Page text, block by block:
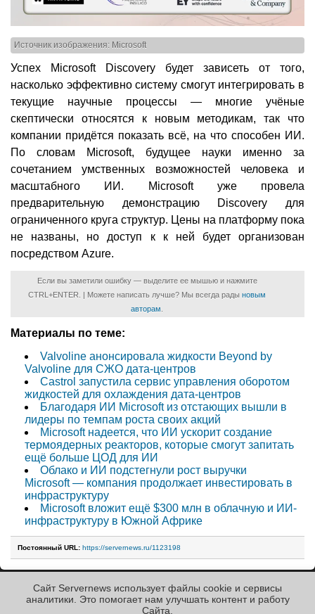
Источник изображения: Microsoft
Успех Microsoft Discovery будет зависеть от того,
насколько эффективно систему смогут интегрировать в
текущие научные процессы — многие учёные
скептически относятся к новым методикам, так что
компании придётся показать всё, на что способен ИИ.
По словам Microsoft, будущее науки именно за
сочетанием умственных возможностей человека и
масштабного ИИ. Microsoft уже провела
предварительную демонстрацию Discovery для
ограниченного круга структур. Цены на платформу пока
не названы, но доступ к к ней будет организован
посредством Azure.
Если вы заметили ошибку — выделите ее мышью и нажмите
CTRL+ENTER. | Можете написать лучше? Мы всегда рады новым
авторам
Материалы по теме:
Valvoline анонсировала жидкости Beyond by
Valvoline для СЖО дата-центров
Castrol запустила сервис управления оборотом
жидкостей для охлаждения дата-центров
Благодаря ИИ Microsoft из отстающих вышли в
лидеры по темпам роста своих акций
Microsoft надеется, что ИИ ускорит создание
термоядерных реакторов, которые смогут запитать
ещё больше ЦОД для ИИ
Облако и ИИ подстегнули рост выручки
Microsoft — компания продолжает инвестировать в
инфраструктуру
Microsoft вложит ещё $300 млн в облачную и ИИ-
инфраструктуру в Южной Африке
Постоянный URL: https://servernews.ru/1123198
« Назад к ленте
Сайт Servernews использует файлы cookie и сервисы
аналитики. Это помогает нам улучшать контент и работу
Cайта.